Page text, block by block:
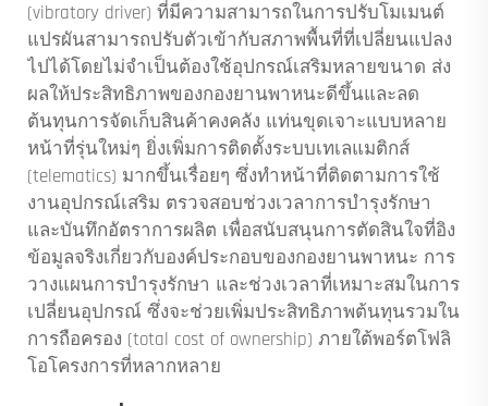
(vibratory driver) ที่มีความสามารถในการปรับโมเมนต์
แปรผันสามารถปรับตัวเข้ากับสภาพพื้นที่ที่เปลี่ยนแปลง
ไปได้โดยไม่จำเป็นต้องใช้อุปกรณ์เสริมหลายขนาด ส่ง
ผลให้ประสิทธิภาพของกองยานพาหนะดีขึ้นและลด
ต้นทุนการจัดเก็บสินค้าคงคลัง แท่นขุดเจาะแบบหลาย
หน้าที่รุ่นใหม่ๆ ยิ่งเพิ่มการติดตั้งระบบเทเลแมติกส์
(telematics) มากขึ้นเรื่อยๆ ซึ่งทำหน้าที่ติดตามการใช้
งานอุปกรณ์เสริม ตรวจสอบช่วงเวลาการบำรุงรักษา
และบันทึกอัตราการผลิต เพื่อสนับสนุนการตัดสินใจที่อิง
ข้อมูลจริงเกี่ยวกับองค์ประกอบของกองยานพาหนะ การ
วางแผนการบำรุงรักษา และช่วงเวลาที่เหมาะสมในการ
เปลี่ยนอุปกรณ์ ซึ่งจะช่วยเพิ่มประสิทธิภาพต้นทุนรวมใน
การถือครอง (total cost of ownership) ภายใต้พอร์ตโฟลิ
โอโครงการที่หลากหลาย